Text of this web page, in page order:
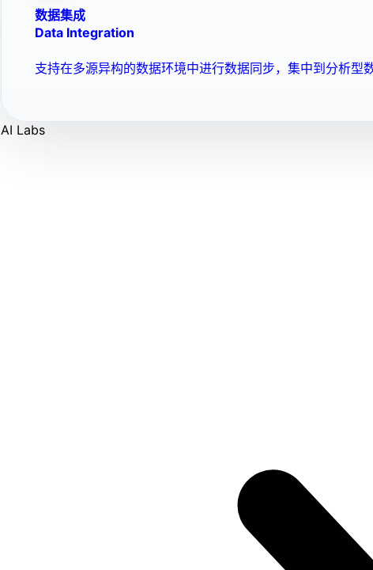
数据集成
Data Integration
支持在多源异构的数据环境中进行数据同步，集中到分析型
AI Labs